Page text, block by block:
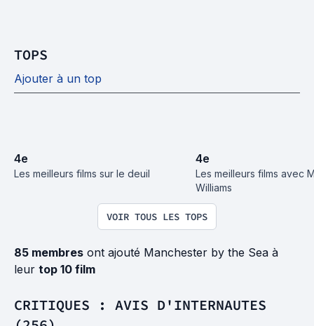
TOPS
Ajouter à un top
4e
Les meilleurs films sur le deuil
4e
Les meilleurs films avec
Williams
VOIR TOUS LES TOPS
85 membres ont ajouté Manchester by the Sea à
leur top 10 film
CRITIQUES : AVIS D'INTERNAUTES